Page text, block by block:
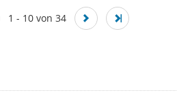
1 - 10 von 34